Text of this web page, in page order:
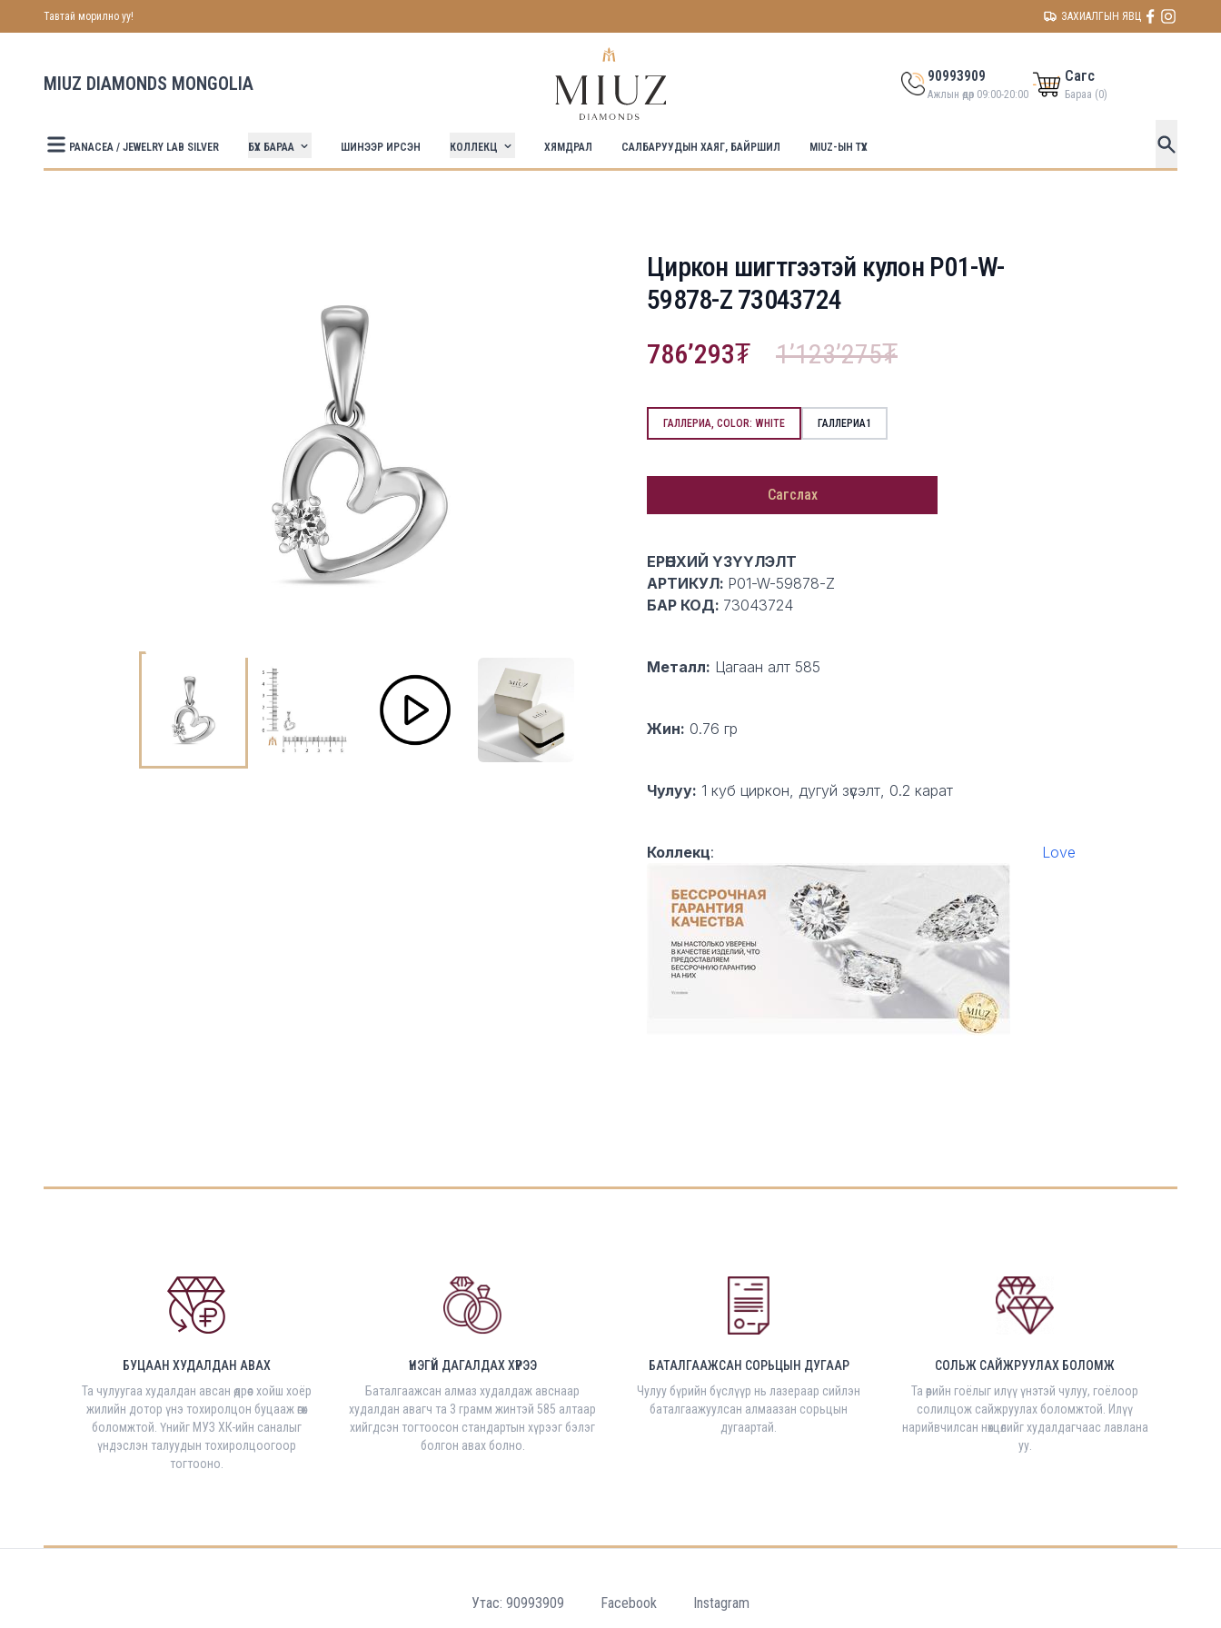
Тавтай морилно уу! ЗАХИАЛГЫН ЯВЦ
MIUZ DIAMONDS MONGOLIA 90993909
Ажлын өдөр 09:00-20:00
Сагс
Бараа (0)
PANACEA / JEWELRY LAB SILVER БҮХ БАРАА ШИНЭЭР ИРСЭН КОЛЛЕКЦ ХЯМДРАЛ САЛБАРУУДЫН ХАЯГ, БАЙРШИЛ MIUZ-ЫН ТҮҮХ
Циркон шигтгээтэй кулон P01-W-
59878-Z 73043724
Product information
786’293 1’123’275
ГАЛЛЕРИА, COLOR: WHITE ГАЛЛЕРИА1
Сагслах
Description
ЕРӨНХИЙ ҮЗҮҮЛЭЛТ
АРТИКУЛ: P01-W-59878-Z
БАР КОД: 73043724
Металл: Цагаан алт 585
Жин: 0.76 гр
Чулуу: 1 куб циркон, дугуй зүсэлт, 0.2 карат
Коллекц: Love
БУЦААН ХУДАЛДАН АВАХ
Та чулуугаа худалдан авсан өдрөөс хойш хоёр
жилийн дотор үнэ тохиролцон буцааж өгөх
боломжтой. Үнийг МУЗ ХК-ийн саналыг
үндэслэн талуудын тохиролцоогоор
тогтооно.
ҮНЭГҮЙ ДАГАЛДАХ ХҮРЭЭ
Баталгаажсан алмаз худалдаж авснаар
худалдан авагч та 3 грамм жинтэй 585 алтаар
хийгдсэн тогтоосон стандартын хүрээг бэлэг
болгон авах болно.
БАТАЛГААЖСАН СОРЬЦЫН ДУГААР
Чулуу бүрийн бүслүүр нь лазераар сийлэн
баталгаажуулсан алмаазан сорьцын
дугаартай.
СОЛЬЖ САЙЖРУУЛАХ БОЛОМЖ
Та өөрийн гоёлыг илүү үнэтэй чулуу, гоёлоор
солилцож сайжруулах боломжтой. Илүү
нарийвчилсан нөхцөлийг худалдагчаас лавлана
уу.
Утас: 90993909 Facebook Instagram